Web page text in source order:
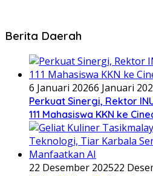
Berita Daerah
6 Januari 20266 Januari
Perkuat Sinergi, Rektor
111 Mahasiswa KKN ke
22 Desember 202522